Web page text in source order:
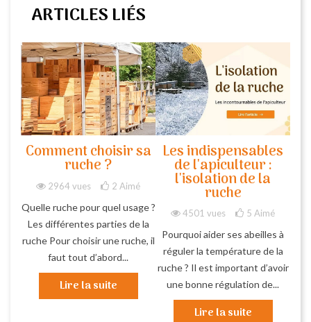
ARTICLES LIÉS
Comment choisir sa
ruche ?
2964 vues 2 Aimé
Quelle ruche pour quel usage ?
Les différentes parties de la
ruche Pour choisir une ruche, il
faut tout d’abord...
Lire la suite
Les indispensables
de l'apiculteur :
l'isolation de la
ruche
4501 vues 5 Aimé
Pourquoi aider ses abeilles à
réguler la température de la
ruche ? Il est important d’avoir
une bonne régulation de...
Lire la suite